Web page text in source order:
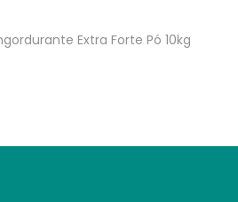
Extra Forte Pó 10kg